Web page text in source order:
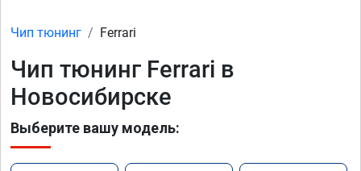
Чип тюнинг Ferrari
Чип тюнинг Ferrari в
Новосибирске
Выберите вашу модель: